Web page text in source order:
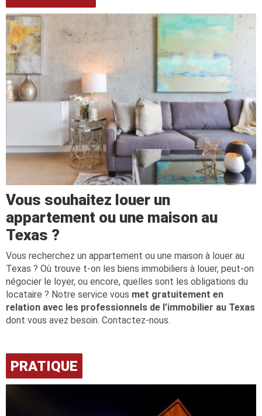
Vous souhaitez louer un
appartement ou une maison au
Texas ?
Vous recherchez un appartement ou une maison à louer au
Texas ? Où trouve t-on les biens immobiliers à louer, peut-on
négocier le loyer, ou encore, quelles sont les obligations du
locataire ? Notre service vous met gratuitement en
relation avec les professionnels de l’immobilier au Texas
dont vous avez besoin. Contactez-nous.
PRATIQUE